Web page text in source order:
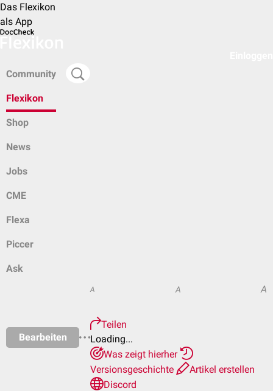
Das Flexikon
als App
Community
Flexikon
Shop
News
Jobs
CME
Flexa
Piccer
Ask
Bearbeiten
A A A
Teilen
Loading...
Was zeigt hierher
Versionsgeschichte
Artikel erstellen
Discord